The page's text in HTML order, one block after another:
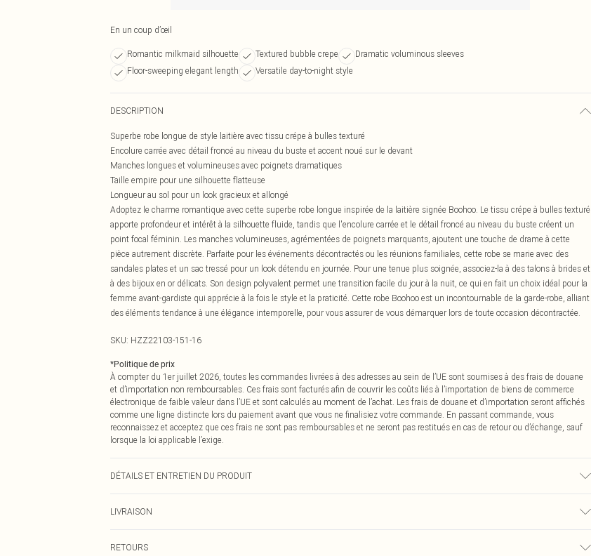
En un coup d’œil
Romantic milkmaid silhouette Textured bubble crepe
Dramatic voluminous sleeves
Floor-sweeping elegant length
Versatile day-to-night style
DESCRIPTION
Superbe robe longue de style laitière avec tissu crépe à bulles texturé
Encolure carrée avec détail froncé au niveau du buste et accent noué sur le devant
Manches longues et volumineuses avec poignets dramatiques
Taille empire pour une silhouette flatteuse
Longueur au sol pour un look gracieux et allongé
Adoptez le charme romantique avec cette superbe robe longue inspirée de la laitière signée Boohoo. Le tissu crépe à bulles texturé
apporte profondeur et intérêt à la silhouette fluide, tandis que l'encolure carrée et le détail froncé au niveau du buste créent un
point focal féminin. Les manches volumineuses, agrémentées de poignets marquants, ajoutent une touche de drame à cette
pièce autrement discrète. Parfaite pour les événements décontractés ou les réunions familiales, cette robe se marie avec des
sandales plates et un sac tressé pour un look détendu en journée. Pour une tenue plus soignée, associez-la à des talons à brides et
à des bijoux en or délicats. Son design polyvalent permet une transition facile du jour à la nuit, ce qui en fait un choix idéal pour la
femme avant-gardiste qui apprécie à la fois le style et la praticité. Cette robe Boohoo est un incontournable de la garde-robe, alliant
des éléments tendance à une élégance intemporelle, pour vous assurer de vous démarquer lors de toute occasion décontractée.
SKU: HZZ22103-151-16
*Politique de prix
À compter du 1er juillet 2026, toutes les commandes livrées à des adresses au sein de l’UE sont soumises à des frais de douane
et d’importation non remboursables. Ces frais sont facturés afin de couvrir les coûts liés à l’importation de biens de commerce
électronique de faible valeur dans l’UE et sont calculés au moment de l’achat. Les frais de douane et d’importation seront affichés
comme une ligne distincte lors du paiement avant que vous ne finalisiez votre commande. En passant commande, vous
reconnaissez et acceptez que ces frais ne sont pas remboursables et ne seront pas restitués en cas de retour ou d’échange, sauf
lorsque la loi applicable l’exige.
DÉTAILS ET ENTRETIEN DU PRODUIT
LIVRAISON
RETOURS